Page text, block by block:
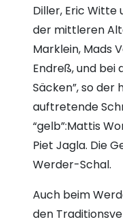
Diller, Eric Witte
der mittleren
Marklein, Mads
Endreß, und bei
Säcken”, so der
auftretende
“gelb”:Mattis
Piet Jagla. Die
Werder-Schal.
Auch beim
den